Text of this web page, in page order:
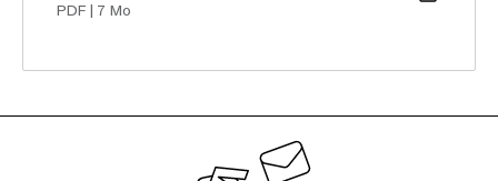
PDF 7 Mo